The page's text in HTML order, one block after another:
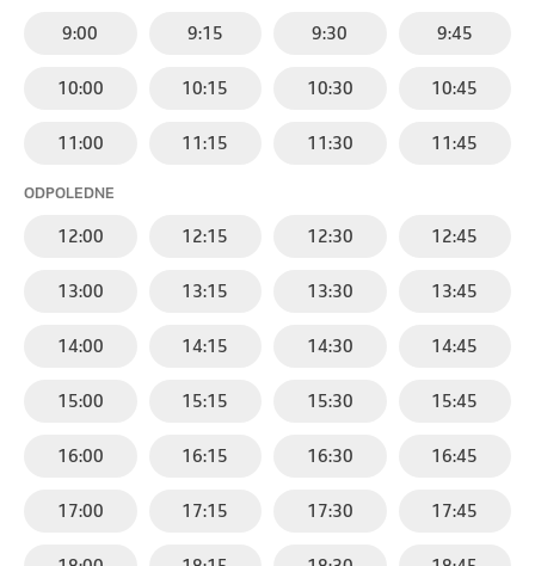
9:00 9:15 9:30 9:45
10:00 10:15 10:30 10:45
11:00 11:15 11:30 11:45
ODPOLEDNE
12:00 12:15 12:30 12:45
13:00 13:15 13:30 13:45
14:00 14:15 14:30 14:45
15:00 15:15 15:30 15:45
16:00 16:15 16:30 16:45
17:00 17:15 17:30 17:45